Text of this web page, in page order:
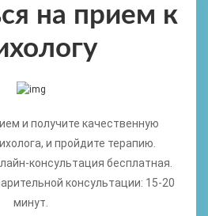
на прием к
и получите качественную
и пройдите терапию.
консультация бесплатная.
консультации: 15-20
минут.